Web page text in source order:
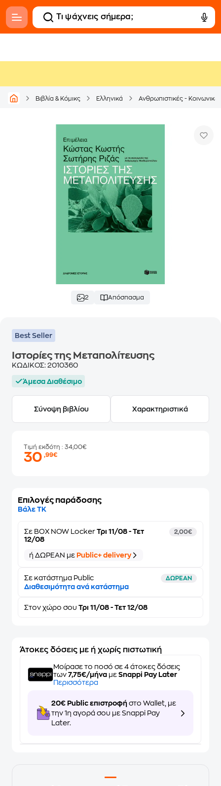
Βιβλία & Κόμικς Ελληνικά Ανθρωπιστικές -
2 Απόσπασμα
Best Seller
Ιστορίες της Μεταπολίτευσης
ΚΩΔΙΚΟΣ: 2010360
Άμεσα Διαθέσιμο
Σύνοψη βιβλίου Χαρακτηριστικά
Τιμή εκδότη : 34,00€
30,99€
Επιλογές παράδοσης
Βάλε ΤΚ
Σε BOX NOW Locker Τρι 11/08 - Τετ
12/08
2,00€
ή ΔΩΡΕΑΝ με Public+ delivery
Σε κατάστημα Public ΔΩΡΕΑΝ
Διαθεσιμότητα ανά κατάστημα
Στον χώρο σου Τρι 11/08 - Τετ 12/08
Άτοκες δόσεις με ή χωρίς πιστωτική
Μοίρασε το ποσό σε 4 άτοκες δόσεις
των 7,75€/μήνα με Snappi Pay Later
Περισσότερα
20€ Public επιστροφή στο Wallet, με
την 1η αγορά σου με Snappi Pay
Later.